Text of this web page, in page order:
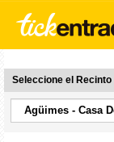
Seleccione el Recinto